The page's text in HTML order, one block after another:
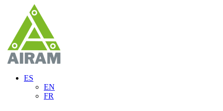
ES
EN
FR